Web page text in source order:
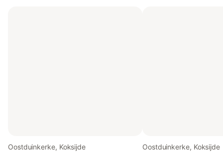
Oostduinkerke, Koksijde
Oostduinkerke, Koksijde